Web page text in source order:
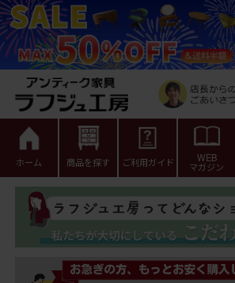
ホーム 商品を探す ご利用ガイド WEB
マガジン